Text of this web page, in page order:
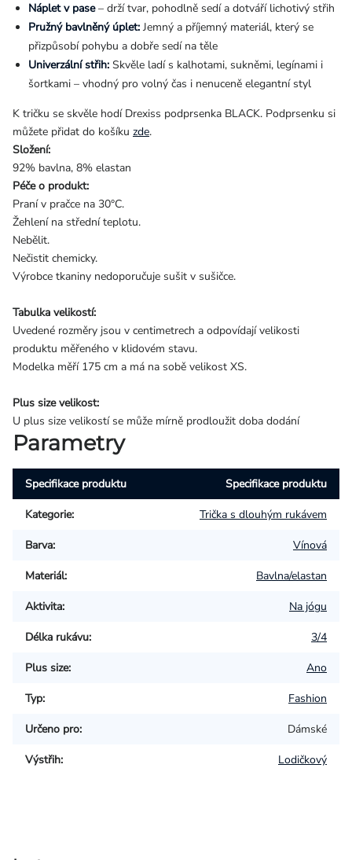
Náplet v pase– drží tvar, pohodlně sedí a dotváří lichotivý střih
Pružný bavlněný úplet: Jemný a příjemný materiál, který se
přizpůsobí pohybu a dobře sedí na těle
Univerzální střih: Skvěle ladí s kalhotami, sukněmi, legínami i
šortkami – vhodný pro volný čas i nenuceně elegantní styl
K tričku se skvěle hodí Drexiss podprsenka BLACK. Podprsenku si
můžete přidat do košíku zde.
Složení:
92% bavlna, 8% elastan
Péče o produkt:
Praní v pračce na 30°C.
Žehlení na střední teplotu.
Nebělit.
Nečistit chemicky.
Výrobce tkaniny nedoporučuje sušit v sušičce.
Tabulka velikostí:
Uvedené rozměry jsou v centimetrech a odpovídají velikosti
produktu měřeného v klidovém stavu.
Modelka měří 175 cm a má na sobě velikost XS.
Plus size velikost:
U plus size velikostí se může mírně prodloužit doba dodání
Parametry
Specifikace produktu Specifikace produktu
Kategorie: Trička s dlouhým rukávem
Barva: Vínová
Materiál: Bavlna/elastan
Aktivita: Na jógu
Délka rukávu: 3/4
Plus size: Ano
Typ: Fashion
Určeno pro: Dámské
Výstřih: Lodičkový